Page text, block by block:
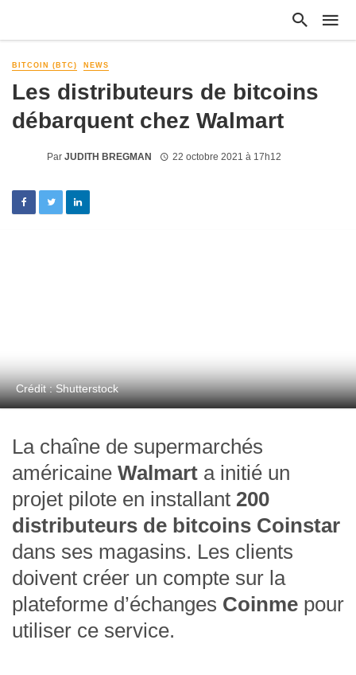
BITCOIN (BTC) NEWS
Les distributeurs de bitcoins
débarquent chez Walmart
Par JUDITH BREGMAN 22 octobre 2021 à 17h12
Crédit : Shutterstock
La chaîne de supermarchés
américaine Walmart a initié un
projet pilote en installant 200
distributeurs de bitcoins Coinstar
dans ses magasins. Les clients
doivent créer un compte sur la
plateforme d’échanges Coinme pour
utiliser ce service.